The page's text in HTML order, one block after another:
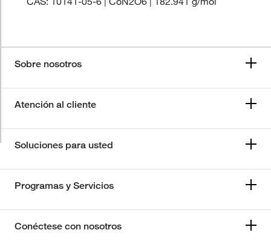
Sobre nosotros
Atención al cliente
Soluciones para usted
Programas y Servicios
Conéctese con nosotros